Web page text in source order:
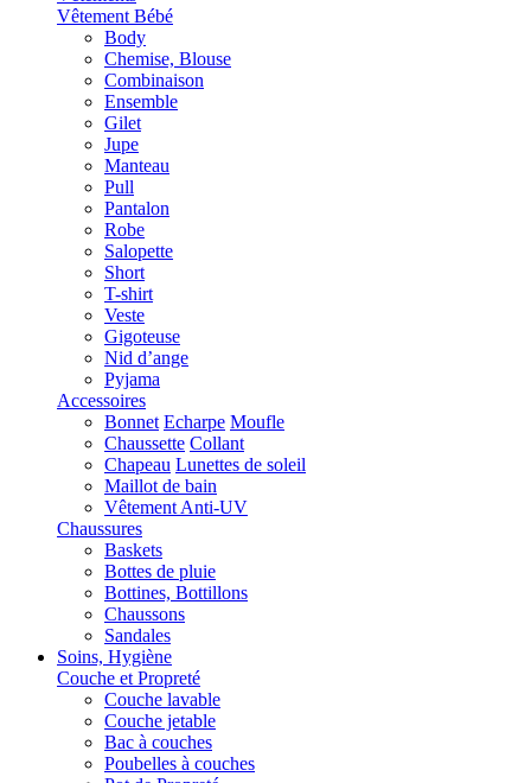
Vêtement Bébé
Body
Chemise, Blouse
Combinaison
Ensemble
Gilet
Jupe
Manteau
Pull
Pantalon
Robe
Salopette
Short
T-shirt
Veste
Gigoteuse
Nid d’ange
Pyjama
Accessoires
Bonnet Echarpe Moufle
Chaussette Collant
Chapeau Lunettes de soleil
Maillot de bain
Vêtement Anti-UV
Chaussures
Baskets
Bottes de pluie
Bottines, Bottillons
Chaussons
Sandales
Soins, Hygiène
Couche et Propreté
Couche lavable
Couche jetable
Bac à couches
Poubelles à couches